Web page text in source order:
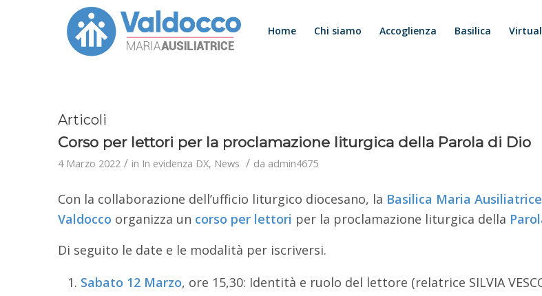
Home Chi siamo Accoglienza Basilica
Articoli
Corso per lettori per la proclamazione liturgica della Parola di Dio
4 Marzo 2022 / in In evidenza DX, News / da admin4675
Con la collaborazione dell’ufficio liturgico diocesano, la Basilica Maria
Valdocco organizza un corso per lettori per la proclamazione liturgica della
Di seguito le date e le modalità per iscriversi.
Sabato 12 Marzo, ore 15,30: Identità e ruolo del lettore (relatrice SILVIA